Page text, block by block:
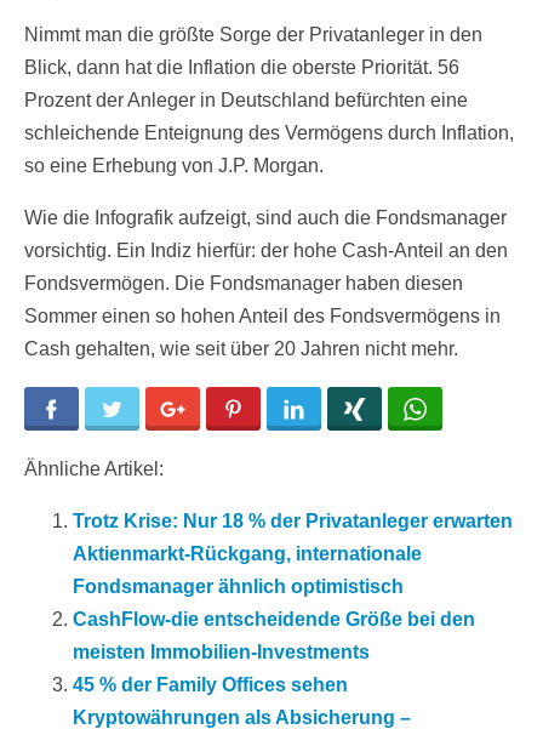
Nimmt man die größte Sorge der Privatanleger in den
Blick, dann hat die Inflation die oberste Priorität. 56
Prozent der Anleger in Deutschland befürchten eine
schleichende Enteignung des Vermögens durch Inflation,
so eine Erhebung von J.P. Morgan.
Wie die Infografik aufzeigt, sind auch die Fondsmanager
vorsichtig. Ein Indiz hierfür: der hohe Cash-Anteil an den
Fondsvermögen. Die Fondsmanager haben diesen
Sommer einen so hohen Anteil des Fondsvermögens in
Cash gehalten, wie seit über 20 Jahren nicht mehr.
Facebook Twitter Google+ Pinterest LinkedIn
Ähnliche Artikel:
Trotz Krise: Nur 18 % der Privatanleger erwarten
Aktienmarkt-Rückgang, internationale
Fondsmanager ähnlich optimistisch
CashFlow-die entscheidende Größe bei den
meisten Immobilien-Investments
45 % der Family Offices sehen
Kryptowährungen als Absicherung –